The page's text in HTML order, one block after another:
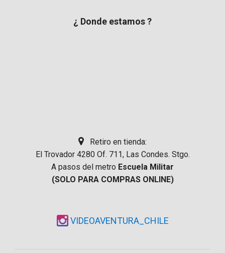
¿ Donde estamos ?
Retiro en tienda:
El Trovador 4280 Of. 711, Las Condes. Stgo.
A pasos del metro Escuela Militar
(SOLO PARA COMPRAS ONLINE)
VIDEOAVENTURA_CHILE